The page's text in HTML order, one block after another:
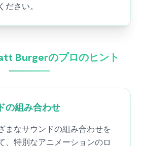
さい。
Burgerのプロのヒント
の組み合わせ
まなサウンドの組み合わせを
、特別なアニメーションのロ